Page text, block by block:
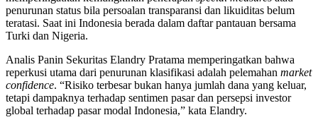
penurunan status bila persoalan transparansi dan likuiditas belum
teratasi. Saat ini Indonesia berada dalam daftar pantauan bersama
Turki dan Nigeria.
Analis Panin Sekuritas Elandry Pratama memperingatkan bahwa
reperkusi utama dari penurunan klasifikasi adalah pelemahan market
confidence. “Risiko terbesar bukan hanya jumlah dana yang keluar,
tetapi dampaknya terhadap sentimen pasar dan persepsi investor
global terhadap pasar modal Indonesia,” kata Elandry.